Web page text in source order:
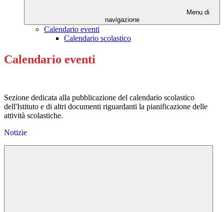
Menu di
navigazione
Calendario eventi
Calendario scolastico
Calendario eventi
Sezione dedicata alla pubblicazione del calendario scolastico
dell'Istituto e di altri documenti riguardanti la pianificazione delle
attività scolastiche.
Notizie